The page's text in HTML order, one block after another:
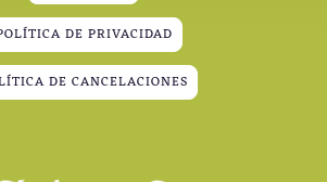
DE PRIVACIDAD
DE CANCELACIONES